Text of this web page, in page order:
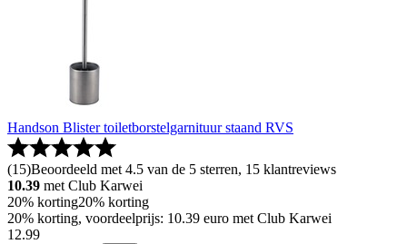
Handson Blister toiletborstelgarnituur staand RVS
(15)Beoordeeld met 4.5 van de 5 sterren, 15 klantreviews
10.39 met Club Karwei
20% korting20% korting
20% korting, voordeelprijs: 10.39 euro met Club Karwei
12.99